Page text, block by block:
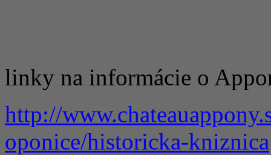
linky na informácie o
http://
oponice/historicka-kniznica